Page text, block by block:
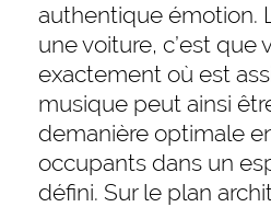
authentique émotion.
une voiture, c’est que
exactement où est
musique peut ainsi
demanière optimale
occupants dans un
défini. Sur le plan